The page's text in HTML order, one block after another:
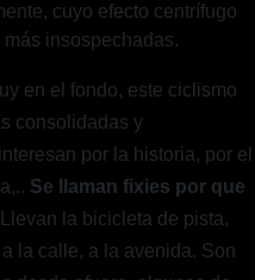
cuyo efecto centrífugo
insospechadas.
en el fondo, este ciclismo
consolidadas y
por la historia, por el
Se llaman fixies por que
Llevan la bicicleta de pista,
la calle, a la avenida. Son